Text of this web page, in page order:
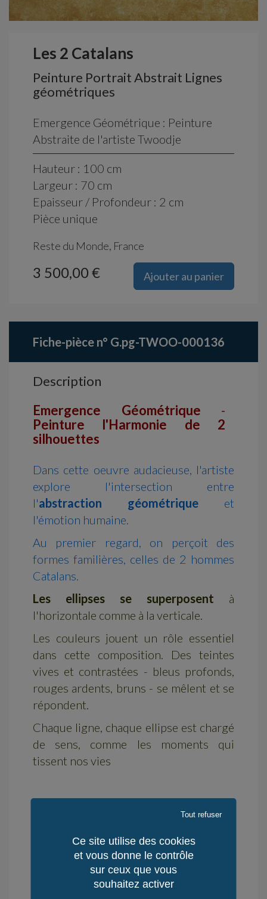
Les 2 Catalans
Peinture Portrait Abstrait Lignes
géométriques
Emergence Géométrique : Peinture
Abstraite de l'artiste Twoodje
Hauteur : 100 cm
Largeur : 70 cm
Epaisseur / Profondeur : 2 cm
Pièce unique
Reste du Monde, France
Ajouter au panier
3 500,00 €
Fiche-pièce n° G.pg-TWOO-000136
Description
Emergence Géométrique -
Peinture l'Harmonie de 2
silhouettes
Dans cette oeuvre audacieuse, l'artiste
explore l'intersection entre
l'abstraction géométrique et
l'émotion humaine.
Au premier regard, on perçoit des
formes familières, celles de 2 hommes
Catalans.
Les ellipses se superposent à
l'horizontale comme à la verticale.
Les couleurs jouent un rôle essentiel
dans cette composition. Des teintes
vives et contrastées - bleus profonds,
rouges ardents, bruns - se mêlent et se
répondent.
Chaque ligne, chaque ellipse est chargé
de sens, comme les moments qui
tissent nos vies
Matière : peinture acrylique sur toile
Ce site utilise des cookies
et vous donne le contrôle
sur ceux que vous
souhaitez activer
Tout refuser